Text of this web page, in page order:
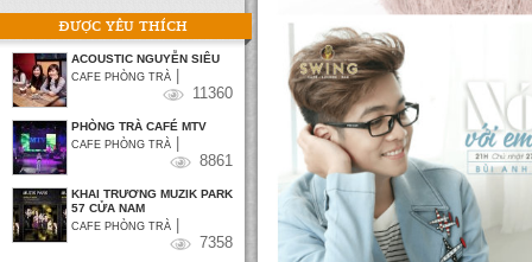
ĐƯỢC YÊU THÍCH
ACOUSTIC NGUYỄN SIÊU
CAFE PHÒNG TRÀ
11360
PHÒNG TRÀ CAFÉ MTV
CAFE PHÒNG TRÀ
8861
KHAI TRƯƠNG MUZIK PARK
57 CỬA NAM
CAFE PHÒNG TRÀ
7358